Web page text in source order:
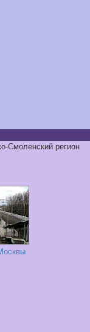
Смоленский регион